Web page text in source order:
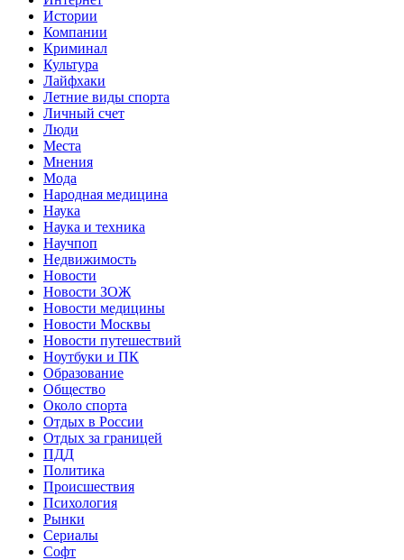
Истории
Компании
Криминал
Культура
Лайфхаки
Летние виды спорта
Личный счет
Люди
Места
Мнения
Мода
Народная медицина
Наука
Наука и техника
Научпоп
Недвижимость
Новости
Новости ЗОЖ
Новости медицины
Новости Москвы
Новости путешествий
Ноутбуки и ПК
Образование
Общество
Около спорта
Отдых в России
Отдых за границей
ПДД
Политика
Происшествия
Психология
Рынки
Сериалы
Софт